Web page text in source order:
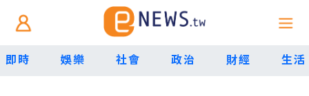
即時 娛樂 社會 政治 財經 生活